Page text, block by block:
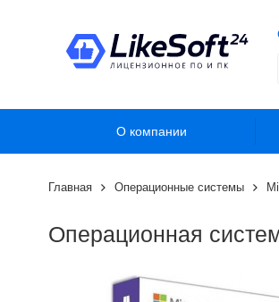
О компании
Главная Операционные системы
Операционная